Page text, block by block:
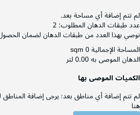
لم تتم إضافة أي مساحة بعد.
عدد طبقات الدهان المطلوب:2
نوصي بهذا العدد من طبقات الدهان لضمان
المساحة الإجمالية0 sqm
الدهان الموصى به0.00 لتر
الكميات الموصى بها
لم تتم إضافة أي مناطق بعد؛ يرجى إضافة المناطق
هنا